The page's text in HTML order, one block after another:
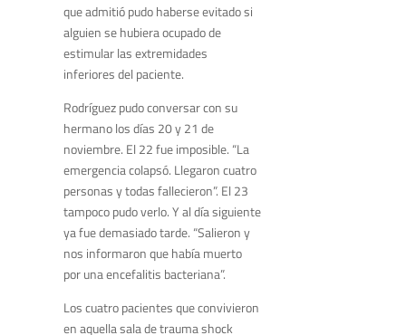
que admitió pudo haberse evitado si
alguien se hubiera ocupado de
estimular las extremidades
inferiores del paciente.
Rodríguez pudo conversar con su
hermano los días 20 y 21 de
noviembre. El 22 fue imposible. “La
emergencia colapsó. Llegaron cuatro
personas y todas fallecieron”. El 23
tampoco pudo verlo. Y al día siguiente
ya fue demasiado tarde. “Salieron y
nos informaron que había muerto
por una encefalitis bacteriana”.
Los cuatro pacientes que convivieron
en aquella sala de trauma shock